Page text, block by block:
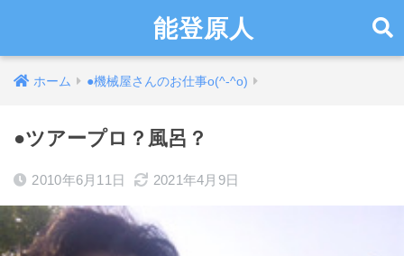
能登原人
ホーム ●機械屋さんのお仕事o(^-^o)
●ツアープロ？風呂？
2010年6月11日 2021年4月9日